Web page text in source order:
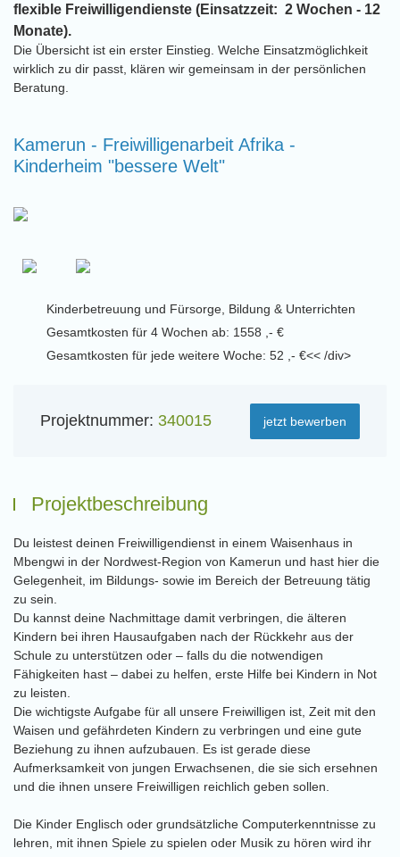
flexible Freiwilligendienste (Einsatzzeit: 2 Wochen - 12
Monate).
Die Übersicht ist ein erster Einstieg. Welche Einsatzmöglichkeit
wirklich zu dir passt, klären wir gemeinsam in der persönlichen
Beratung.
Kamerun - Freiwilligenarbeit Afrika -
Kinderheim "bessere Welt"
Kinderbetreuung und Fürsorge, Bildung & Unterrichten
Gesamtkosten für 4 Wochen ab: 1558 ,- €
Gesamtkosten für jede weitere Woche: 52 ,- €<< /div>
Projektnummer: 340015 jetzt bewerben
Projektbeschreibung
Du leistest deinen Freiwilligendienst in einem Waisenhaus in
Mbengwi in der Nordwest-Region von Kamerun und hast hier die
Gelegenheit, im Bildungs- sowie im Bereich der Betreuung tätig
zu sein.
Du kannst deine Nachmittage damit verbringen, die älteren
Kindern bei ihren Hausaufgaben nach der Rückkehr aus der
Schule zu unterstützen oder – falls du die notwendigen
Fähigkeiten hast – dabei zu helfen, erste Hilfe bei Kindern in Not
zu leisten.
Die wichtigste Aufgabe für all unsere Freiwilligen ist, Zeit mit den
Waisen und gefährdeten Kindern zu verbringen und eine gute
Beziehung zu ihnen aufzubauen. Es ist gerade diese
Aufmerksamkeit von jungen Erwachsenen, die sie sich ersehnen
und die ihnen unsere Freiwilligen reichlich geben sollen.
Die Kinder Englisch oder grundsätzliche Computerkenntnisse zu
lehren, mit ihnen Spiele zu spielen oder Musik zu hören wird ihr